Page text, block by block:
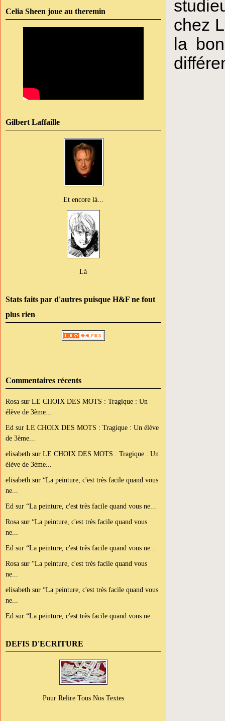
Celia Sheen joue au theremin
Gilbert Laffaille
Et encore là...
Là
Stats faits par d'autres puisque H&F ne fout
plus rien
Commentaires récents
Rosa sur LE CHOIX DES MOTS : Tragique : Un
élève de 3ème...
Ed sur LE CHOIX DES MOTS : Tragique : Un élève
de 3ème...
elisabeth sur LE CHOIX DES MOTS : Tragique : Un
élève de 3ème...
elisabeth sur “La peinture, c'est très facile quand vous
ne...
Ed sur “La peinture, c'est très facile quand vous ne...
Rosa sur “La peinture, c'est très facile quand vous
ne...
Ed sur “La peinture, c'est très facile quand vous ne...
Rosa sur “La peinture, c'est très facile quand vous
ne...
elisabeth sur “La peinture, c'est très facile quand vous
ne...
Ed sur “La peinture, c'est très facile quand vous ne...
DEFIS D'ECRITURE
Pour Relire Tous Nos Textes
chez
la